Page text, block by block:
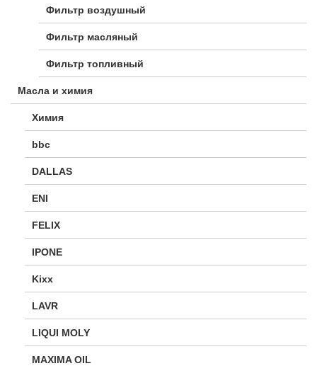
Фильтр воздушный
Фильтр масляный
Фильтр топливный
Масла и химия
Химия
bbc
DALLAS
ENI
FELIX
IPONE
Kixx
LAVR
LIQUI MOLY
MAXIMA OIL